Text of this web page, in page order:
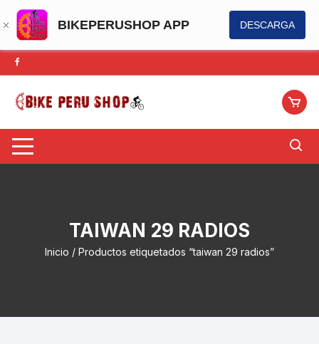
BIKEPERUSHOP APP DESCARGA
Saltar
al
contenido
TAIWAN 29 RADIOS
Inicio / Productos etiquetados “taiwan 29 radios”